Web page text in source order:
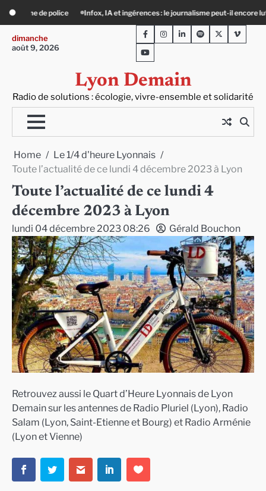
Skip
content
: le journalisme peut-il encore lutter ? Précarité, canicule, solitude : quand
dimanche
août 9, 2026
Lyon Demain
Radio de solutions : écologie, vivre-ensemble et solidarité
FacebookInstagram
LinkedInSpotifyTwitterViméo
Youtube
Home
Le 1/4 d'heure Lyonnais
Toute l’actualité de ce lundi 4 décembre 2023 à Lyon
Toute l’actualité de ce lundi 4
décembre 2023 à Lyon
lundi 04 décembre 2023 08:26 Gérald Bouchon
Retrouvez aussi le Quart d’Heure Lyonnais de Lyon
Demain sur les antennes de Radio Pluriel (Lyon), Radio
Salam (Lyon, Saint-Etienne et Bourg) et Radio Arménie
(Lyon et Vienne)